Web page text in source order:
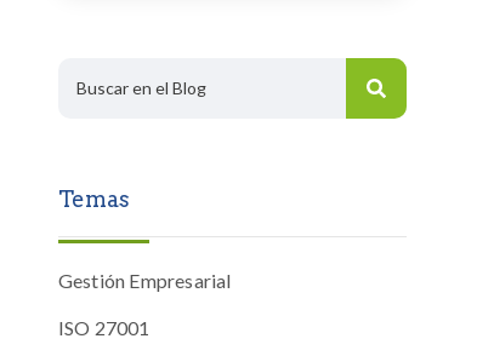
Temas
Gestión Empresarial
ISO 27001